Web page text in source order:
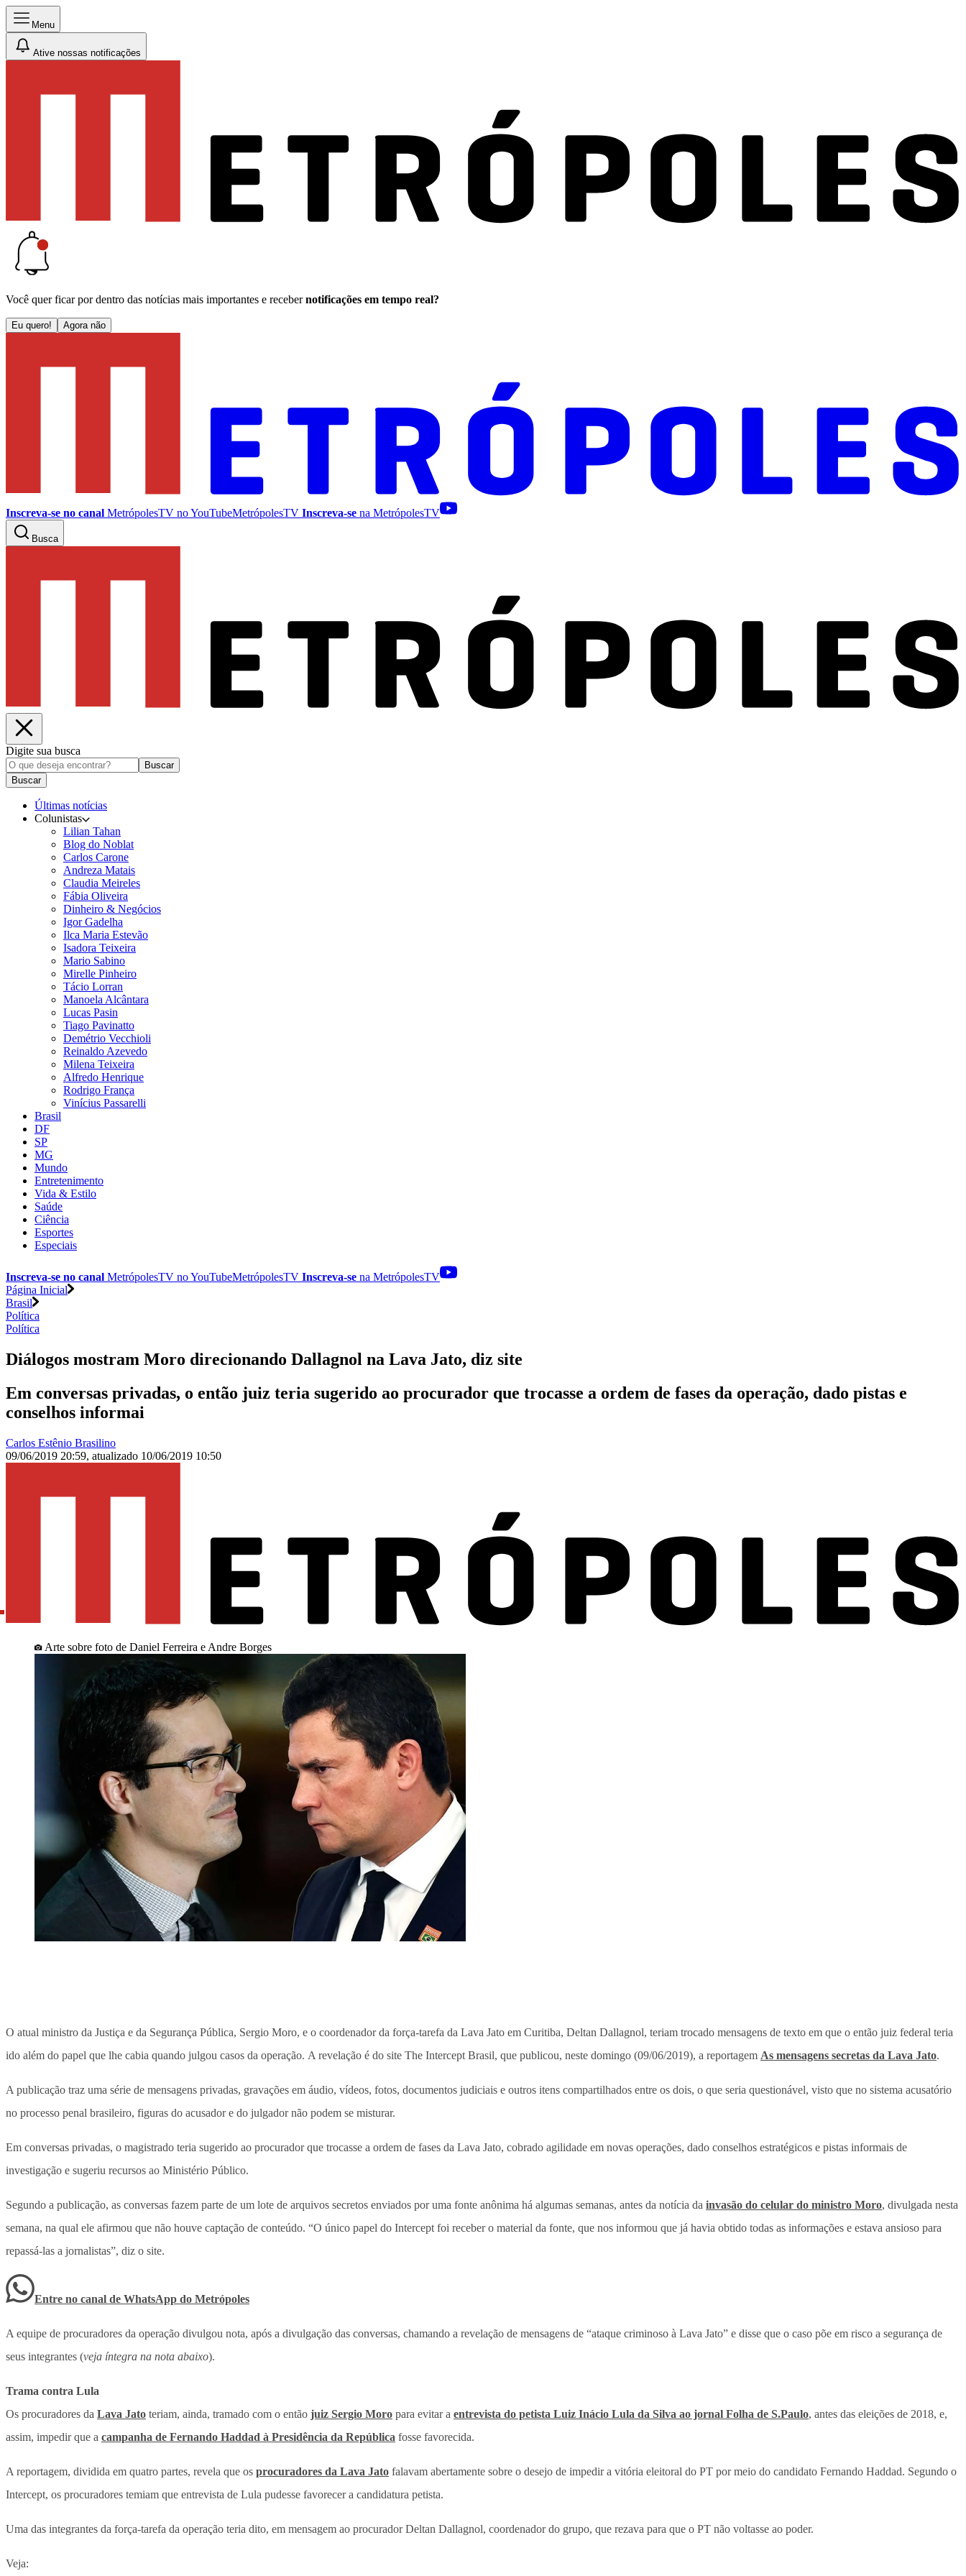
Menu
Ative nossas notificações
Você quer ficar por dentro das notícias mais importantes e receber notificações em tempo real?
Eu quero! Agora não
Inscreva-se no canal MetrópolesTV noYouTubeMetrópolesTV Inscreva-se na MetrópolesTV
Busca
Digite sua busca
Buscar
Buscar
Últimas notícias
Colunistas
Lilian Tahan
Blog do Noblat
Carlos Carone
Andreza Matais
Claudia Meireles
Fábia Oliveira
Dinheiro & Negócios
Igor Gadelha
Ilca Maria Estevão
Isadora Teixeira
Mario Sabino
Mirelle Pinheiro
Tácio Lorran
Manoela Alcântara
Lucas Pasin
Tiago Pavinatto
Demétrio Vecchioli
Reinaldo Azevedo
Milena Teixeira
Alfredo Henrique
Rodrigo França
Vinícius Passarelli
Brasil
DF
SP
MG
Mundo
Entretenimento
Vida & Estilo
Saúde
Ciência
Esportes
Especiais
Inscreva-se no canal MetrópolesTV noYouTubeMetrópolesTV Inscreva-se na MetrópolesTV
Página Inicial
Brasil
Política
Política
Diálogos mostram Moro direcionando Dallagnol na Lava Jato, diz site
Em conversas privadas, o então juiz teria sugerido ao procurador que trocasse a ordem de fases da operação, dado pistas e
conselhos informai
Carlos Estênio Brasilino
09/06/2019 20:59, atualizado 10/06/2019 10:50
Arte sobre foto de Daniel Ferreira e Andre Borges
O atual ministro da Justiça e da Segurança Pública, Sergio Moro, e o coordenador da força-tarefa da Lava Jato em Curitiba, Deltan Dallagnol, teriam trocado mensagens de texto em que o então juiz federal teria
ido além do papel que lhe cabia quando julgou casos da operação. A revelação é do site The Intercept Brasil, que publicou, neste domingo (09/06/2019), a reportagem As mensagens secretas da Lava Jato.
A publicação traz uma série de mensagens privadas, gravações em áudio, vídeos, fotos, documentos judiciais e outros itens compartilhados entre os dois, o que seria questionável, visto que no sistema acusatório
no processo penal brasileiro, figuras do acusador e do julgador não podem se misturar.
Em conversas privadas, o magistrado teria sugerido ao procurador que trocasse a ordem de fases da Lava Jato, cobrado agilidade em novas operações, dado conselhos estratégicos e pistas informais de
investigação e sugeriu recursos ao Ministério Público.
Segundo a publicação, as conversas fazem parte de um lote de arquivos secretos enviados por uma fonte anônima há algumas semanas, antes da notícia da invasão do celular do ministro Moro, divulgada nesta
semana, na qual ele afirmou que não houve captação de conteúdo. “O único papel do Intercept foi receber o material da fonte, que nos informou que já havia obtido todas as informações e estava ansioso para
repassá-las a jornalistas”, diz o site.
Entre no canal de WhatsApp do Metrópoles
A equipe de procuradores da operação divulgou nota, após a divulgação das conversas, chamando a revelação de mensagens de “ataque criminoso à Lava Jato” e disse que o caso põe em risco a segurança de
seus integrantes (veja íntegra na nota abaixo).
Trama contra Lula
Os procuradores da Lava Jato teriam, ainda, tramado com o então juiz Sergio Moro para evitar a entrevista do petista Luiz Inácio Lula da Silva ao jornal Folha de S.Paulo, antes das eleições de 2018, e,
assim, impedir que a campanha de Fernando Haddad à Presidência da República fosse favorecida.
A reportagem, dividida em quatro partes, revela que os procuradores da Lava Jato falavam abertamente sobre o desejo de impedir a vitória eleitoral do PT por meio do candidato Fernando Haddad. Segundo o
Intercept, os procuradores temiam que entrevista de Lula pudesse favorecer a candidatura petista.
Uma das integrantes da força-tarefa da operação teria dito, em mensagem ao procurador Deltan Dallagnol, coordenador do grupo, que rezava para que o PT não voltasse ao poder.
Veja: